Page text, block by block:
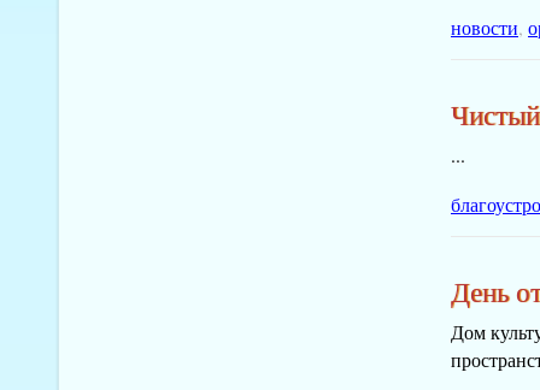
новости,
...
День
Дом